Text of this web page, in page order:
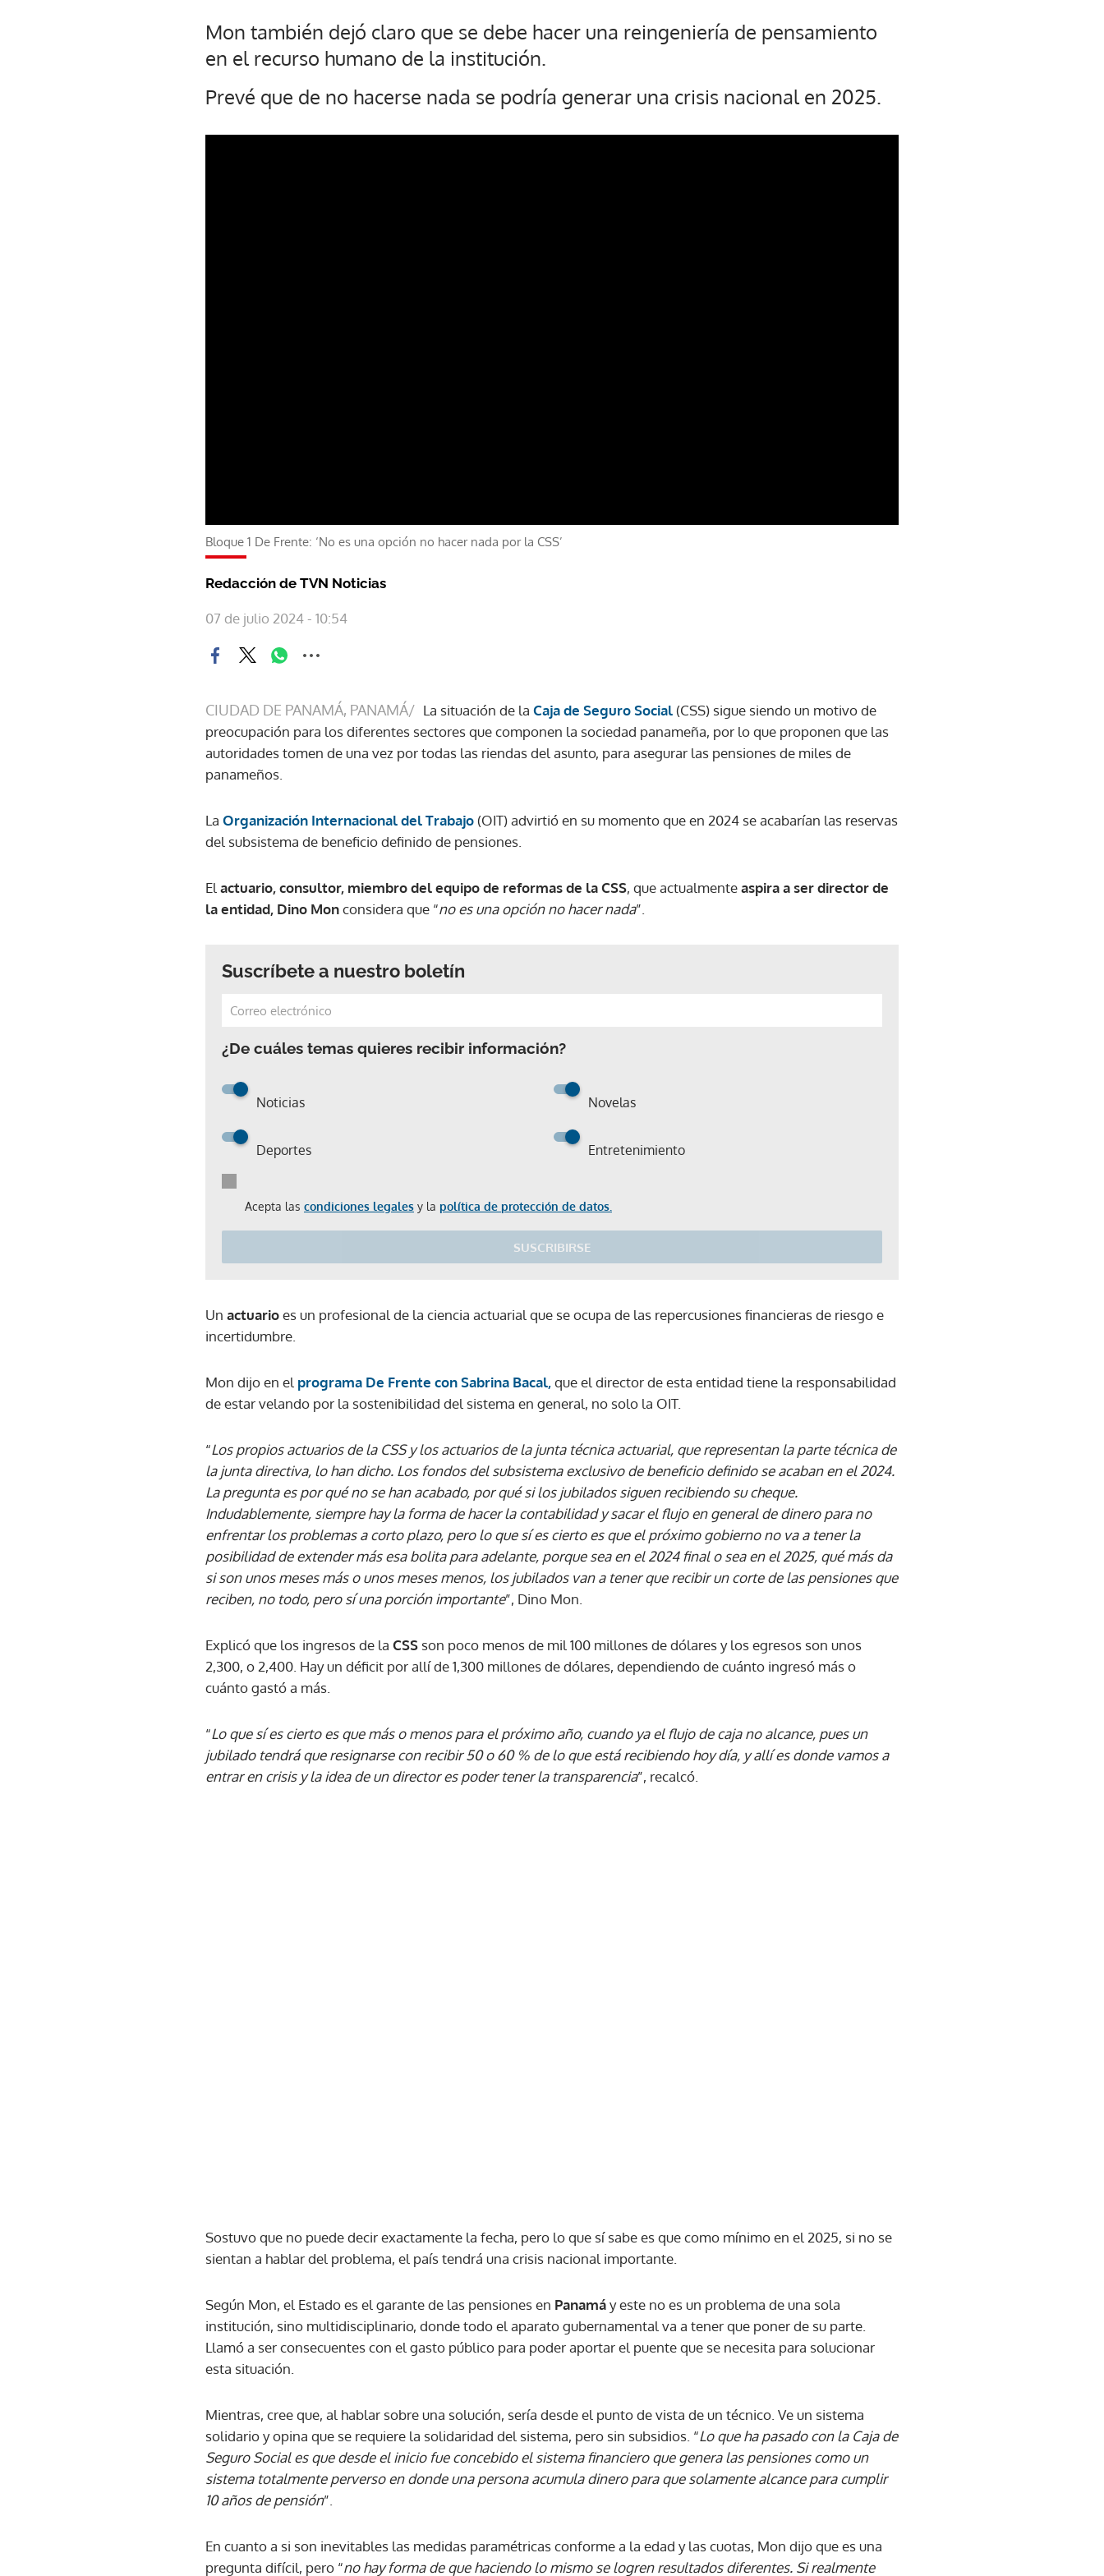
Mon también dejó claro que se debe hacer una reingeniería de pensamiento
en el recurso humano de la institución.
Prevé que de no hacerse nada se podría generar una crisis nacional en 2025.
Bloque 1 De Frente: ‘No es una opción no hacer nada por la CSS’
Redacción de TVN Noticias
07 de julio 2024 - 10:54
CIUDAD DE PANAMÁ, PANAMÁ/ La situación de la Caja de Seguro Social (CSS) sigue siendo un motivo de
preocupación para los diferentes sectores que componen la sociedad panameña, por lo que proponen que las
autoridades tomen de una vez por todas las riendas del asunto, para asegurar las pensiones de miles de
panameños.
La Organización Internacional del Trabajo (OIT) advirtió en su momento que en 2024 se acabarían las reservas
del subsistema de beneficio definido de pensiones.
El actuario, consultor, miembro del equipo de reformas de la CSS, que actualmenteaspira a ser director de
la entidad, Dino Monconsidera que “no es una opción no hacer nada”.
Suscríbete a nuestro boletín
¿De cuáles temas quieres recibir información?
Noticias Novelas
Deportes Entretenimiento
Acepta las condiciones legales y la política de protección de datos.
SUSCRIBIRSE
Gracias por suscribirte a nuestro boletín.
ACEPTAR
Un actuarioes un profesional de la ciencia actuarial que se ocupa de las repercusiones financieras de riesgo e
incertidumbre.
Mon dijo en el programa De Frente con Sabrina Bacal,que el director de esta entidad tiene la responsabilidad
de estar velando por la sostenibilidad del sistema en general, no solo la OIT.
“Los propios actuarios de la CSS y los actuarios de la junta técnica actuarial, que representan la parte técnica de
la junta directiva, lo han dicho. Los fondos del subsistema exclusivo de beneficio definido se acaban en el 2024.
La pregunta es por qué no se han acabado, por qué si los jubilados siguen recibiendo su cheque.
Indudablemente, siempre hay la forma de hacer la contabilidad y sacar el flujo en general de dinero para no
enfrentar los problemas a corto plazo, pero lo que sí es cierto es que el próximo gobierno no va a tener la
posibilidad de extender más esa bolita para adelante, porque sea en el 2024 final o sea en el 2025, qué más da
si son unos meses más o unos meses menos, los jubilados van a tener que recibir un corte de las pensiones que
reciben, no todo, pero sí una porción importante”, Dino Mon.
Explicó que los ingresos de la CSS son poco menos de mil 100 millones de dólares y los egresos son unos
2,300, o 2,400. Hay un déficit por allí de 1,300 millones de dólares, dependiendo de cuánto ingresó más o
cuánto gastó a más.
“Lo que sí es cierto es que más o menos para el próximo año, cuando ya el flujo de caja no alcance, pues un
jubilado tendrá que resignarse con recibir 50 o 60 % de lo que está recibiendo hoy día, y allí es donde vamos a
entrar en crisis y la idea de un director es poder tener la transparencia”, recalcó.
Sostuvo que no puede decir exactamente la fecha, pero lo que sí sabe es que como mínimo en el 2025, si no se
sientan a hablar del problema, el país tendrá una crisis nacional importante.
Según Mon, el Estado es el garante de las pensiones en Panamáy este no es un problema de una sola
institución, sino multidisciplinario, donde todo el aparato gubernamental va a tener que poner de su parte.
Llamó a ser consecuentes con el gasto público para poder aportar el puente que se necesita para solucionar
esta situación.
Mientras, cree que, al hablar sobre una solución, sería desde el punto de vista de un técnico. Ve un sistema
solidario y opina que se requiere la solidaridad del sistema, pero sin subsidios. “Lo que ha pasado con la Caja de
Seguro Social es que desde el inicio fue concebido el sistema financiero que genera las pensiones como un
sistema totalmente perverso en donde una persona acumula dinero para que solamente alcance para cumplir
10 años de pensión”.
En cuanto a si son inevitables las medidas paramétricas conforme a la edad y las cuotas, Mon dijo que es una
pregunta difícil, pero “no hay forma de que haciendo lo mismo se logren resultados diferentes. Si realmente